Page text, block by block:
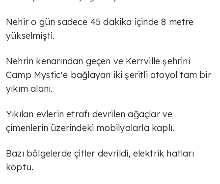
Nehir o gün sadece 45 dakika içinde 8 metre
yükselmişti.
Nehrin kenarından geçen ve Kerrville şehrini
Camp Mystic'e bağlayan iki şeritli otoyol tam bir
yıkım alanı.
Yıkılan evlerin etrafı devrilen ağaçlar ve
çimenlerin üzerindeki mobilyalarla kaplı.
Bazı bölgelerde çitler devrildi, elektrik hatları
koptu.